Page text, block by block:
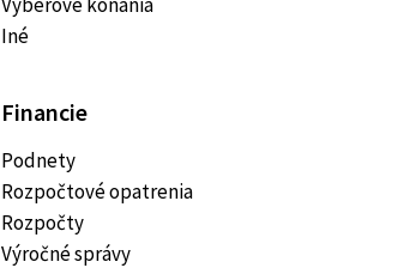
Iné
Financie
Podnety
Rozpočtové opatrenia
Rozpočty
Výročné správy